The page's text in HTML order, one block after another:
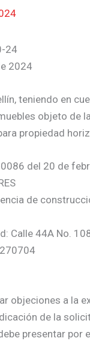
24
2024
teniendo en
objeto
propiedad
del 20 de
de
Calle 44A No.
objeciones a la
de la
presentar por